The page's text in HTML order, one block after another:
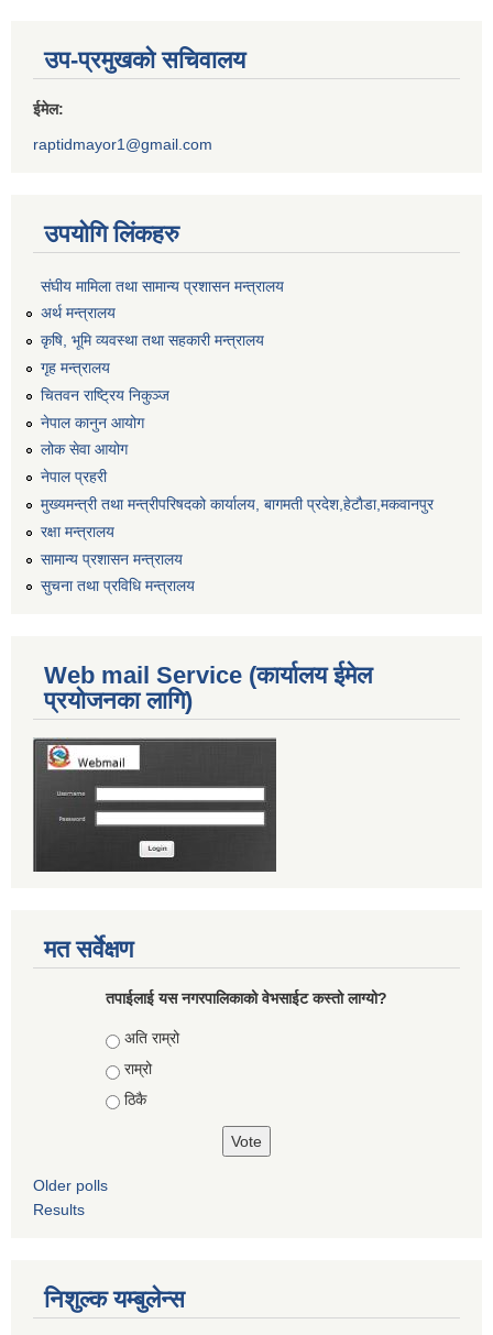
उप-प्रमुखको सचिवालय
ईमेल:
raptidmayor1@gmail.com
उपयोगि लिंकहरु
संघीय मामिला तथा सामान्य प्रशासन मन्त्रालय
अर्थ मन्त्रालय
कृषि, भूमि व्यवस्था तथा सहकारी मन्त्रालय
गृह मन्त्रालय
चितवन राष्ट्रिय निकुञ्ज
नेपाल कानुन आयोग
लोक सेवा आयोग
नेपाल प्रहरी
मुख्यमन्त्री तथा मन्त्रीपरिषदको कार्यालय, बागमती प्रदेश,हेटाैडा,मकवानपुर
रक्षा मन्त्रालय
सामान्य प्रशासन मन्त्रालय
सुचना तथा प्रविधि मन्त्रालय
Web mail Service (कार्यालय ईमेल
प्रयोजनका लागि)
मत सर्वेक्षण
तपाईलाई यस नगरपालिकाको वेभसाईट कस्तो लाग्यो?
Choices
अति राम्रो
राम्रो
ठिकै
Older polls
Results
निशुल्क यम्बुलेन्स